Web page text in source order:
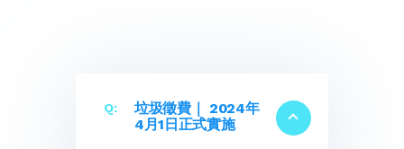
垃圾徵費｜ 2024年
4月1日正式實施